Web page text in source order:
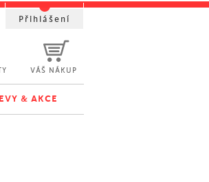
VÁŠ NÁKUP
& AKCE
Přihlášení